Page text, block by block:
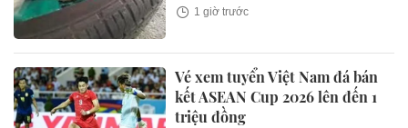
1 giờ trước
Vé xem tuyển Việt Nam đá bán
kết ASEAN Cup 2026 lên đến 1
triệu đồng